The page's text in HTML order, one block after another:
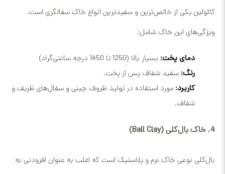
کائولین یکی از خالص‌ترین و سفیدترین انواع خاک سفالگری است.
ویژگی‌های این خاک شامل:
دمای پخت: بسیار بالا (1250 تا 1450 درجه سانتی‌گراد)
رنگ: سفید شفاف پس از پخت.
کاربرد: مورد استفاده در تولید ظروف چینی و سفال‌های ظریف و
شفاف.
4. خاک بال‌کلی (Ball Clay)
بال‌کلی نوعی خاک نرم و پلاستیک است که اغلب به عنوان افزودنی به